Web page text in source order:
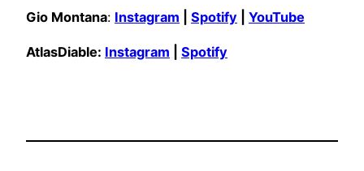
Gio Montana: Instagram Spotify YouTube
AtlasDiable: Instagram Spotify